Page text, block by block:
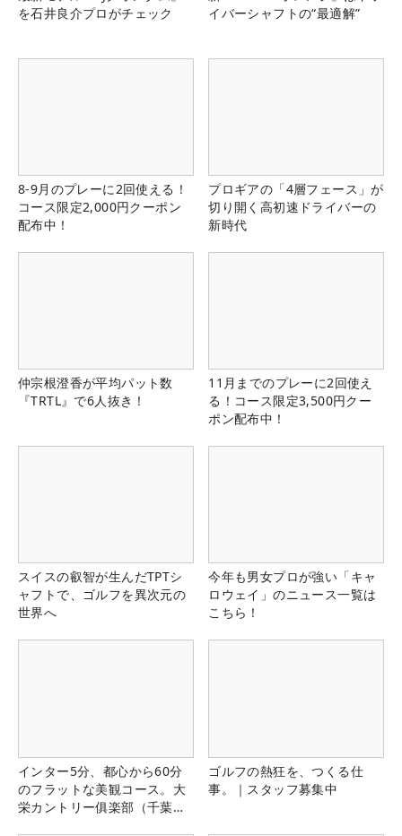
を石井良介プロがチェック
イバーシャフトの“最適解”
8-9月のプレーに2回使える！
コース限定2,000円クーポン
配布中！
プロギアの「4層フェース」が
切り開く高初速ドライバーの
新時代
仲宗根澄香が平均パット数
『TRTL』で6人抜き！
11月までのプレーに2回使え
る！コース限定3,500円クー
ポン配布中！
スイスの叡智が生んだTPTシ
ャフトで、ゴルフを異次元の
世界へ
今年も男女プロが強い「キャ
ロウェイ」のニュース一覧は
こちら！
インター5分、都心から60分
のフラットな美観コース。大
栄カントリー俱楽部（千葉
ゴルフの熱狂を、つくる仕
事。｜スタッフ募集中